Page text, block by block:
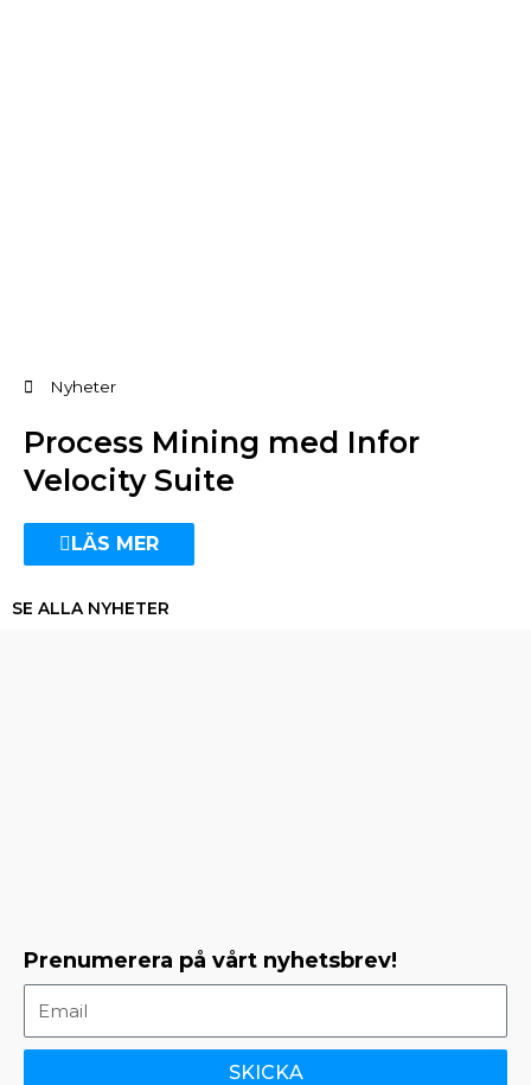
Nyheter
Process Mining med Infor
Velocity Suite
LÄS MER
SE ALLA NYHETER
Prenumerera på vårt nyhetsbrev!
SKICKA